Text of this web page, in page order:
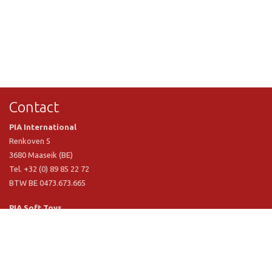
Contact
PIA International
Renkoven 5
3680 Maaseik (BE)
Tel. +32 (0) 89 85 22 72
BTW BE 0473.673.665
PIA Soft Toys